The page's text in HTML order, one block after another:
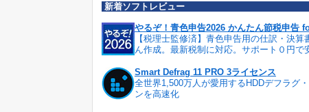
新着ソフトレビュー
やるぞ！青色申告2026 かんたん節税申告
【税理士監修済】青色申告用の仕訳・決
ん作成。最新税制に対応。サポート０円で
Smart Defrag 11 PRO 3ライセンス
全世界1,500万人が愛用するHDDデフラグ
ンを高速化